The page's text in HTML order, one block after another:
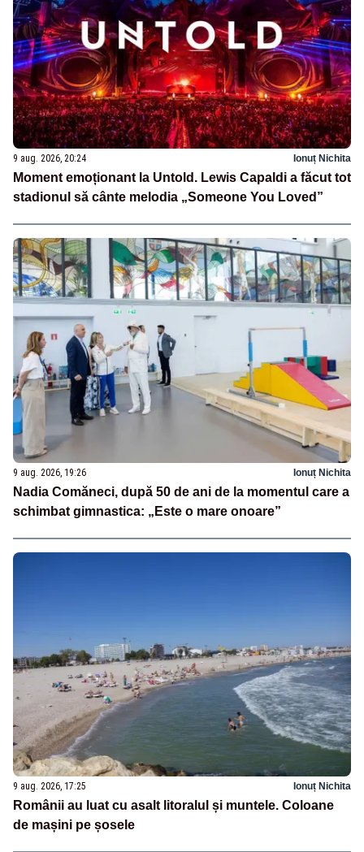
9 aug. 2026, 20:24 Ionuț Nichita
Moment emoționant la Untold. Lewis Capaldi a făcut tot
stadionul să cânte melodia „Someone You Loved”
9 aug. 2026, 19:26 Ionuț Nichita
Nadia Comăneci, după 50 de ani de la momentul care a
schimbat gimnastica: „Este o mare onoare”
9 aug. 2026, 17:25 Ionuț Nichita
Românii au luat cu asalt litoralul și muntele. Coloane
de mașini pe șosele